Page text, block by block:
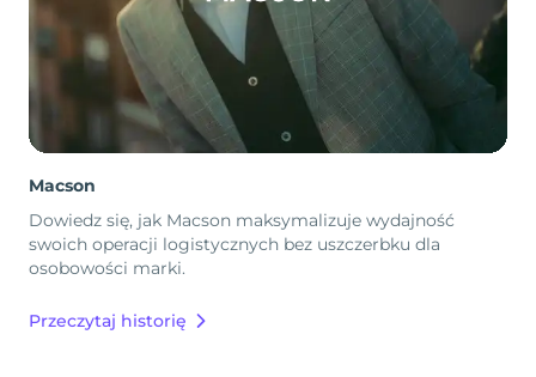
Macson
Dowiedz się, jak Macson maksymalizuje wydajność
swoich operacji logistycznych bez uszczerbku dla
osobowości marki.
Przeczytaj historię